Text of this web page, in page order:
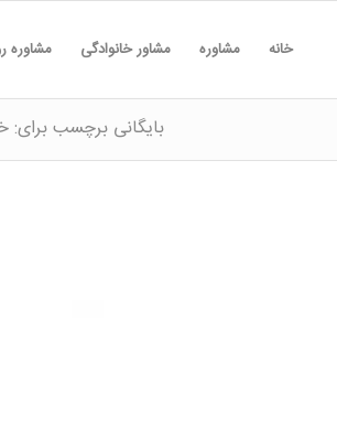
خانه مشاوره مشاور خانوادگی مشاوره
بایگانی برچسب